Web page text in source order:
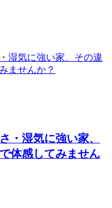
・湿気に強い家、
体感してみません